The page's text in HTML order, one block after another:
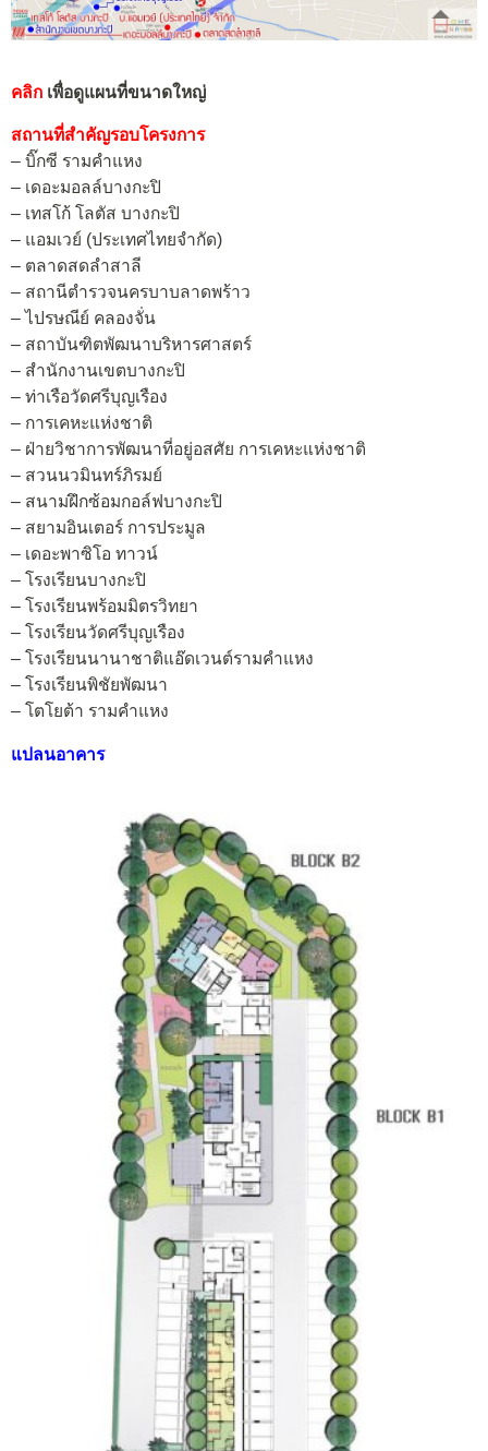
คลิก เพื่อดูแผนที่ขนาดใหญ่
สถานที่สำคัญรอบโครงการ
– บิ๊กซี รามคำแหง
– เดอะมอลล์บางกะปิ
– เทสโก้ โลตัส บางกะปิ
– แอมเวย์ (ประเทศไทยจำกัด)
– ตลาดสดลำสาลี
– สถานีตำรวจนครบาบลาดพร้าว
– ไปรษณีย์ คลองจั่น
– สถาบันฑิตพัฒนาบริหารศาสตร์
– สำนักงานเขตบางกะปิ
– ท่าเรือวัดศรีบุญเรือง
– การเคหะแห่งชาติ
– ฝ่ายวิชาการพัฒนาที่อยู่อสศัย การเคหะแห่งชาติ
– สวนนวมินทร์ภิรมย์
– สนามฝึกซ้อมกอล์ฟบางกะปิ
– สยามอินเตอร์ การประมูล
– เดอะพาซิโอ ทาวน์
– โรงเรียนบางกะปิ
– โรงเรียนพร้อมมิตรวิทยา
– โรงเรียนวัดศรีบุญเรือง
– โรงเรียนนานาชาติแอ๊ดเวนต์รามคำแหง
– โรงเรียนพิชัยพัฒนา
– โตโยต้า รามคำแหง
แปลนอาคาร